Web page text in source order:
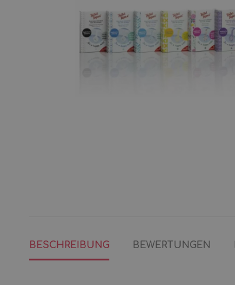
BESCHREIBUNG BEWERTUNGEN